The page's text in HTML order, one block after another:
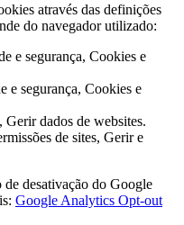
através das definições
do navegador utilizado:
e segurança, Cookies e
e segurança, Cookies e
dados de websites.
de sites, Gerir e
desativação do Google
Google Analytics Opt-out